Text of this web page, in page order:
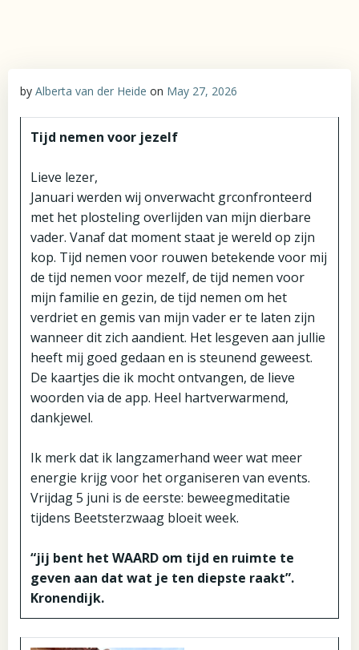
by Alberta van der Heide on May 27, 2026
Tijd nemen voor jezelf
Lieve lezer,
Januari werden wij onverwacht grconfronteerd
met het plosteling overlijden van mijn dierbare
vader. Vanaf dat moment staat je wereld op zijn
kop. Tijd nemen voor rouwen betekende voor mij
de tijd nemen voor mezelf, de tijd nemen voor
mijn familie en gezin, de tijd nemen om het
verdriet en gemis van mijn vader er te laten zijn
wanneer dit zich aandient. Het lesgeven aan jullie
heeft mij goed gedaan en is steunend geweest.
De kaartjes die ik mocht ontvangen, de lieve
woorden via de app. Heel hartverwarmend,
dankjewel.
Ik merk dat ik langzamerhand weer wat meer
energie krijg voor het organiseren van events.
Vrijdag 5 juni is de eerste: beweegmeditatie
tijdens Beetsterzwaag bloeit week.
“jij bent het WAARD om tijd en ruimte te
geven aan dat wat je ten diepste raakt”.
Kronendijk.